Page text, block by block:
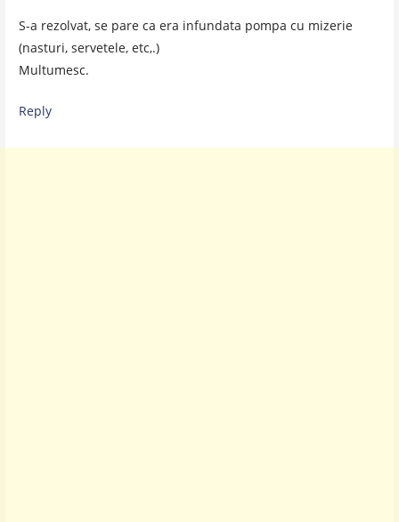
S-a rezolvat, se pare ca era infundata pompa cu mizerie
(nasturi, servetele, etc,.)
Multumesc.
Reply